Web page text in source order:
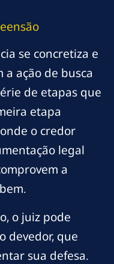
se concretiza e
ação de busca
de etapas que
etapa
o credor
legal
a
o juiz pode
devedor, que
sua defesa.